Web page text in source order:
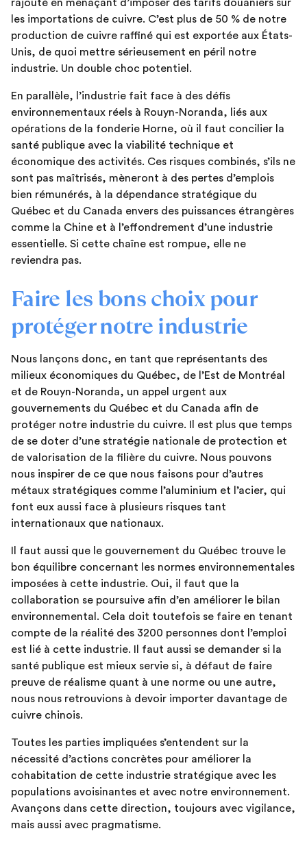
rajouté en menaçant d’imposer des tarifs douaniers sur
les importations de cuivre. C’est plus de 50 % de notre
production de cuivre raffiné qui est exportée aux États-
Unis, de quoi mettre sérieusement en péril notre
industrie. Un double choc potentiel.
En parallèle, l’industrie fait face à des défis
environnementaux réels à Rouyn-Noranda, liés aux
opérations de la fonderie Horne, où il faut concilier la
santé publique avec la viabilité technique et
économique des activités. Ces risques combinés, s’ils ne
sont pas maîtrisés, mèneront à des pertes d’emplois
bien rémunérés, à la dépendance stratégique du
Québec et du Canada envers des puissances étrangères
comme la Chine et à l’effondrement d’une industrie
essentielle. Si cette chaîne est rompue, elle ne
reviendra pas.
Faire les bons choix pour
protéger notre industrie
Nous lançons donc, en tant que représentants des
milieux économiques du Québec, de l’Est de Montréal
et de Rouyn-Noranda, un appel urgent aux
gouvernements du Québec et du Canada afin de
protéger notre industrie du cuivre. Il est plus que temps
de se doter d’une stratégie nationale de protection et
de valorisation de la filière du cuivre. Nous pouvons
nous inspirer de ce que nous faisons pour d’autres
métaux stratégiques comme l’aluminium et l’acier, qui
font eux aussi face à plusieurs risques tant
internationaux que nationaux.
Il faut aussi que le gouvernement du Québec trouve le
bon équilibre concernant les normes environnementales
imposées à cette industrie. Oui, il faut que la
collaboration se poursuive afin d’en améliorer le bilan
environnemental. Cela doit toutefois se faire en tenant
compte de la réalité des 3200 personnes dont l’emploi
est lié à cette industrie. Il faut aussi se demander si la
santé publique est mieux servie si, à défaut de faire
preuve de réalisme quant à une norme ou une autre,
nous nous retrouvions à devoir importer davantage de
cuivre chinois.
Toutes les parties impliquées s’entendent sur la
nécessité d’actions concrètes pour améliorer la
cohabitation de cette industrie stratégique avec les
populations avoisinantes et avec notre environnement.
Avançons dans cette direction, toujours avec vigilance,
mais aussi avec pragmatisme.